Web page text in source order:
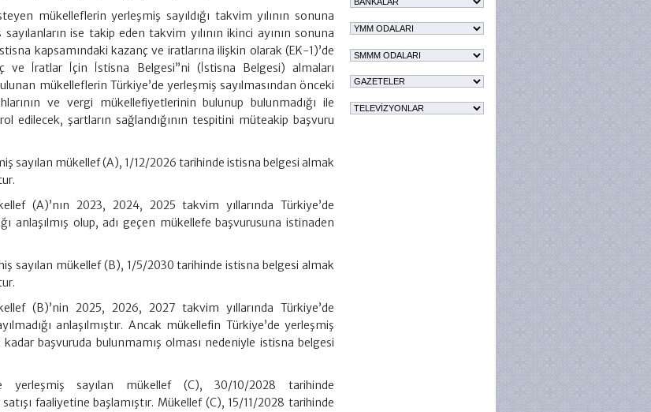
mükelleflerin yerleşmiş sayıldığı takvim yılının sonuna
ise takip eden takvim yılının ikinci ayının sonuna
kapsamındaki kazanç ve iratlarına ilişkin olarak (EK-1)’de
ve İratlar İçin İstisna Belgesi”ni (İstisna Belgesi) almaları
mükelleflerin Türkiye’de yerleşmiş sayılmasından önceki
ve vergi mükellefiyetlerinin bulunup bulunmadığı ile
edilecek, şartların sağlandığının tespitini müteakip başvuru
sayılan mükellef (A), 1/12/2026 tarihinde istisna belgesi almak
(A)’nın 2023, 2024, 2025 takvim yıllarında Türkiye’de
anlaşılmış olup, adı geçen mükellefe başvurusuna istinaden
sayılan mükellef (B), 1/5/2030 tarihinde istisna belgesi almak
(B)’nin 2025, 2026, 2027 takvim yıllarında Türkiye’de
anlaşılmıştır. Ancak mükellefin Türkiye’de yerleşmiş
kadar başvuruda bulunmamış olması nedeniyle istisna belgesi
yerleşmiş sayılan mükellef (C), 30/10/2028 tarihinde
faaliyetine başlamıştır. Mükellef (C), 15/11/2028 tarihinde